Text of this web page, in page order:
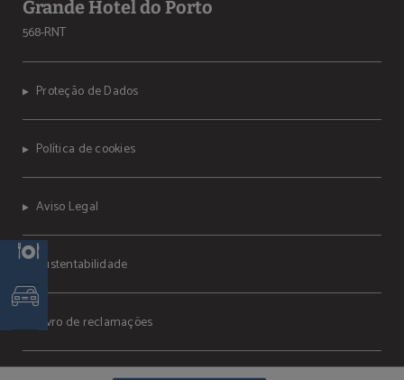
Grande Hotel do Porto
568-RNT
Proteção de Dados
Política de cookies
Aviso Legal
Sustentabilidade
Livro de reclamações